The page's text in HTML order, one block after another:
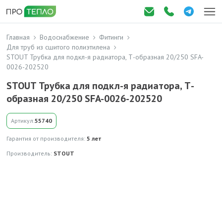
Главная Водоснабжение
Фитинги
Для труб из сшитого полиэтилена
STOUT Трубка для подкл-я радиатора, Т-образная 20/250 SFA-
0026-202520
STOUT Трубка для подкл-я радиатора, Т-
образная 20/250 SFA-0026-202520
Артикул:55740
Гарантия от производителя: 5 лет
Производитель: STOUT